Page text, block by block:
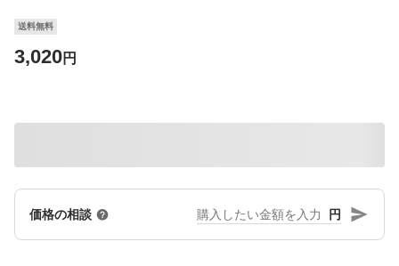
送料無料
3,020円
価格の相談 円